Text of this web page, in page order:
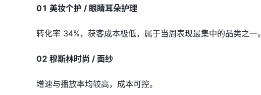
01 美妆个护 / 眼睛耳朵护理
转化率 34%，获客成本极低，属于当周表现最集中的品类之一。
02 穆斯林时尚 / 面纱
增速与播放率均较高，成本可控。